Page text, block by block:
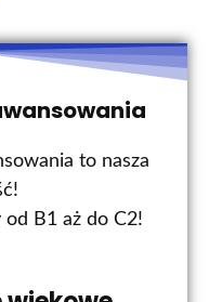
to nasza
B1 aż do C2!